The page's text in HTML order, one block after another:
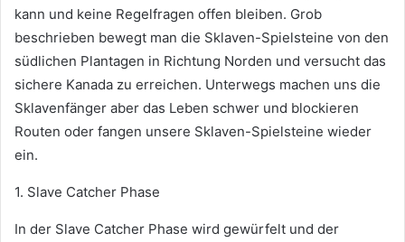
kann und keine Regelfragen offen bleiben. Grob
beschrieben bewegt man die Sklaven-Spielsteine von den
südlichen Plantagen in Richtung Norden und versucht das
sichere Kanada zu erreichen. Unterwegs machen uns die
Sklavenfänger aber das Leben schwer und blockieren
Routen oder fangen unsere Sklaven-Spielsteine wieder
ein.
1. Slave Catcher Phase
In der Slave Catcher Phase wird gewürfelt und der